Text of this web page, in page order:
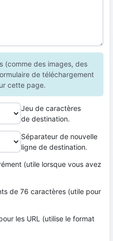
(comme des images, des
de téléchargement
cette page.
Jeu de caractères
de destination.
Séparateur de nouvelle
ligne de destination.
(utile lorsque vous avez
de 76 caractères (utile pour
les URL (utilise le format